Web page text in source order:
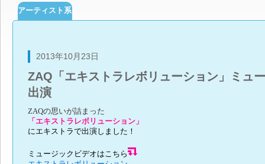
アーティスト系
2013年10月23日
ZAQ「エキストラレボリューション」ミュ
出演
ZAQの思いが詰まった
「エキストラレボリューション」
にエキストラで出演しました！
ミュージックビデオはこちら